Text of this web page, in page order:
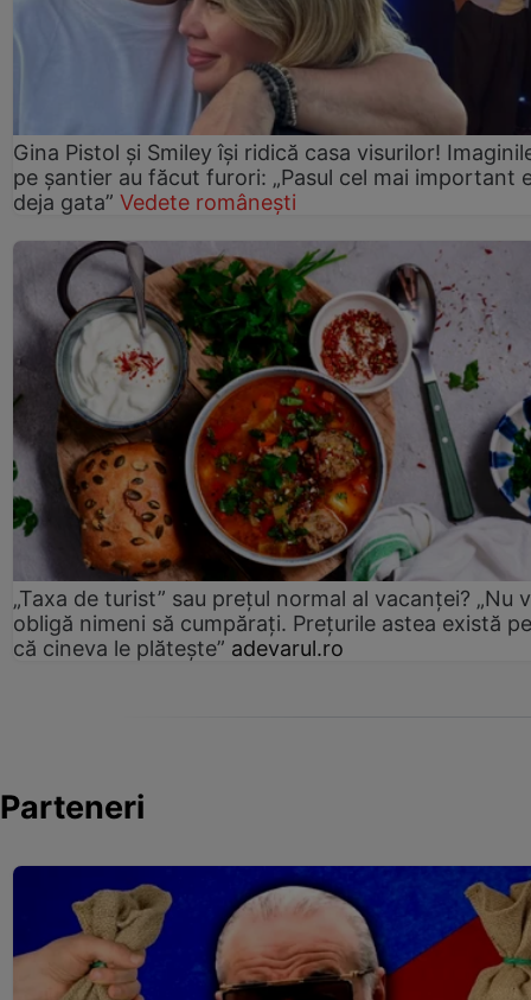
Gina Pistol și Smiley își ridică casa visurilor!
pe șantier au făcut furori: „Pasul cel mai important
deja gata” Vedete românești
„Taxa de turist” sau prețul normal al vacanței? „Nu
obligă nimeni să cumpărați. Prețurile astea există
că cineva le plătește” adevarul.ro
Parteneri